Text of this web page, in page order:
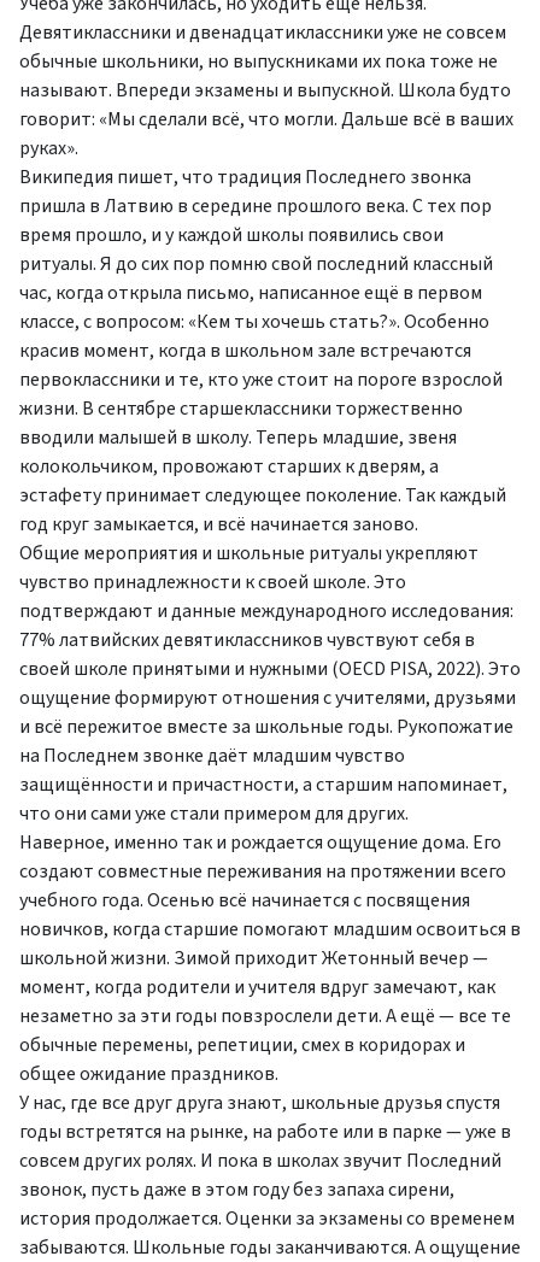
Девятиклассники и двенадцатиклассники уже не совсем
обычные школьники, но выпускниками их пока тоже не
называют. Впереди экзамены и выпускной. Школа будто
говорит: «Мы сделали всё, что могли. Дальше всё в ваших
руках».
Википедия пишет, что традиция Последнего звонка
пришла в Латвию в середине прошлого века. С тех пор
время прошло, и у каждой школы появились свои
ритуалы. Я до сих пор помню свой последний классный
час, когда открыла письмо, написанное ещё в первом
классе, с вопросом: «Кем ты хочешь стать?». Особенно
красив момент, когда в школьном зале встречаются
первоклассники и те, кто уже стоит на пороге взрослой
жизни. В сентябре старшеклассники торжественно
вводили малышей в школу. Теперь младшие, звеня
колокольчиком, провожают старших к дверям, а
эстафету принимает следующее поколение. Так каждый
год круг замыкается, и всё начинается заново.
Общие мероприятия и школьные ритуалы укрепляют
чувство принадлежности к своей школе. Это
подтверждают и данные международного исследования:
77% латвийских девятиклассников чувствуют себя в
своей школе принятыми и нужными (OECD PISA, 2022). Это
ощущение формируют отношения с учителями, друзьями
и всё пережитое вместе за школьные годы. Рукопожатие
на Последнем звонке даёт младшим чувство
защищённости и причастности, а старшим напоминает,
что они сами уже стали примером для других.
Наверное, именно так и рождается ощущение дома. Его
создают совместные переживания на протяжении всего
учебного года. Осенью всё начинается с посвящения
новичков, когда старшие помогают младшим освоиться в
школьной жизни. Зимой приходит Жетонный вечер —
момент, когда родители и учителя вдруг замечают, как
незаметно за эти годы повзрослели дети. А ещё — все те
обычные перемены, репетиции, смех в коридорах и
общее ожидание праздников.
У нас, где все друг друга знают, школьные друзья спустя
годы встретятся на рынке, на работе или в парке — уже в
совсем других ролях. И пока в школах звучит Последний
звонок, пусть даже в этом году без запаха сирени,
история продолжается. Оценки за экзамены со временем
забываются. Школьные годы заканчиваются. А ощущение